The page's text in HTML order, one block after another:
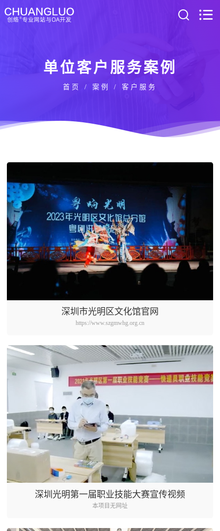
单位客户服务案例
首页 / 案例 / 客户服务
深圳市光明区文化馆官网
https://www.szgmwhg.org.cn
深圳光明第一届职业技能大赛宣传视频
本项目无网址